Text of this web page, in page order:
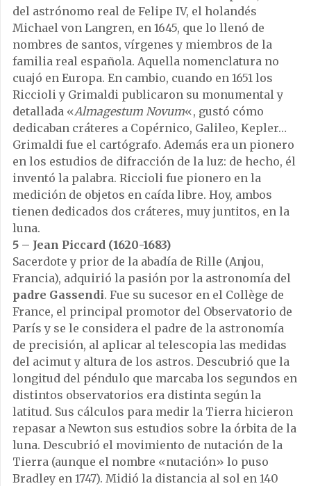
del astrónomo real de Felipe IV, el holandés
Michael von Langren, en 1645, que lo llenó de
nombres de santos, vírgenes y miembros de la
familia real española. Aquella nomenclatura no
cuajó en Europa. En cambio, cuando en 1651 los
Riccioli y Grimaldi publicaron su monumental y
detallada «Almagestum Novum«, gustó cómo
dedicaban cráteres a Copérnico, Galileo, Kepler…
Grimaldi fue el cartógrafo. Además era un pionero
en los estudios de difracción de la luz: de hecho, él
inventó la palabra. Riccioli fue pionero en la
medición de objetos en caída libre. Hoy, ambos
tienen dedicados dos cráteres, muy juntitos, en la
luna.
5 – Jean Piccard (1620-1683)
Sacerdote y prior de la abadía de Rille (Anjou,
Francia), adquirió la pasión por la astronomía del
padre Gassendi. Fue su sucesor en el Collège de
France, el principal promotor del Observatorio de
París y se le considera el padre de la astronomía
de precisión, al aplicar al telescopia las medidas
del acimut y altura de los astros. Descubrió que la
longitud del péndulo que marcaba los segundos en
distintos observatorios era distinta según la
latitud. Sus cálculos para medir la Tierra hicieron
repasar a Newton sus estudios sobre la órbita de la
luna. Descubrió el movimiento de nutación de la
Tierra (aunque el nombre «nutación» lo puso
Bradley en 1747). Midió la distancia al sol en 140